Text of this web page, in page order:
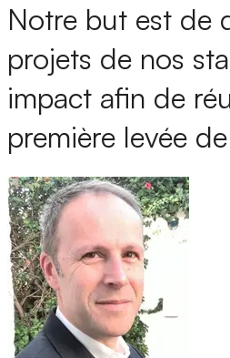
Notre but est de
projets de nos
impact afin de
première levée